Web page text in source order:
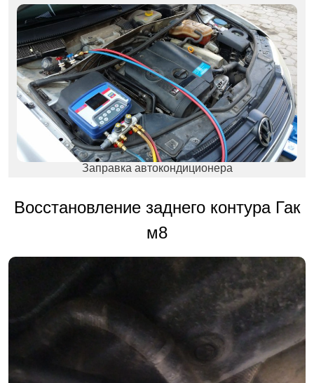
Заправка автокондиционера
Восстановление заднего контура Гак
м8